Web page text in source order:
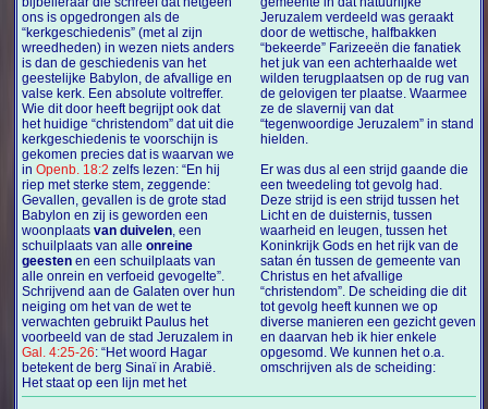
ons is opgedrongen als de
“kerkgeschiedenis” (met al zijn
wreedheden) in wezen niets anders
is dan de geschiedenis van het
geestelijke Babylon, de afvallige en
valse kerk. Een absolute voltreffer.
Wie dit door heeft begrijpt ook dat
het huidige “christendom” dat uit die
kerkgeschiedenis te voorschijn is
gekomen precies dat is waarvan we
inOpenb. 18:2 zelfs lezen: “En hij
riep met sterke stem, zeggende:
Gevallen, gevallen is de grote stad
Babylon en zij is geworden een
woonplaatsvan duivelen, een
schuilplaats van alleonreine
geesten en een schuilplaats van
alle onrein en verfoeid gevogelte”.
Schrijvend aan de Galaten over hun
neiging om het van de wet te
verwachten gebruikt Paulus het
voorbeeld van de stad Jeruzalem in
Gal. 4:25-26: “Het woord Hagar
betekent de berg Sinaï in Arabië.
Het staat op een lijn met het
Jeruzalem verdeeld was geraakt
door de wettische, halfbakken
“bekeerde” Farizeeën die fanatiek
het juk van een achterhaalde wet
wilden terugplaatsen op de rug van
de gelovigen ter plaatse. Waarmee
ze de slavernij van dat
“tegenwoordige Jeruzalem” in stand
hielden.
Er was dus al een strijd gaande die
een tweedeling tot gevolg had.
Deze strijd is een strijd tussen het
Licht en de duisternis, tussen
waarheid en leugen, tussen het
Koninkrijk Gods en het rijk van de
satan én tussen de gemeente van
Christus en het afvallige
“christendom”. De scheiding die dit
tot gevolg heeft kunnen we op
diverse manieren een gezicht geven
en daarvan heb ik hier enkele
opgesomd. We kunnen het o.a.
omschrijven als de scheiding: